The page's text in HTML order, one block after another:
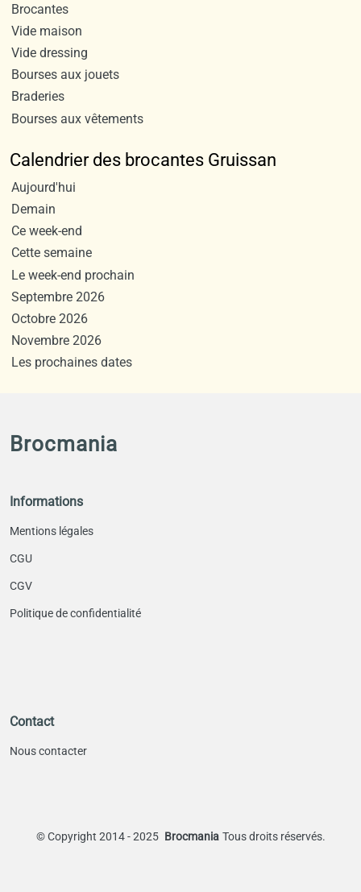
Brocantes
Vide maison
Vide dressing
Bourses aux jouets
Braderies
Bourses aux vêtements
Calendrier des brocantes Gruissan
Aujourd'hui
Demain
Ce week-end
Cette semaine
Le week-end prochain
Septembre 2026
Octobre 2026
Novembre 2026
Les prochaines dates
Brocmania
Informations
Mentions légales
CGU
CGV
Politique de confidentialité
Contact
Nous contacter
©Copyright 2014 - 2025 Brocmania Tous droits réservés.